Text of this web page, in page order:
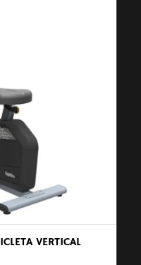
VERTICAL